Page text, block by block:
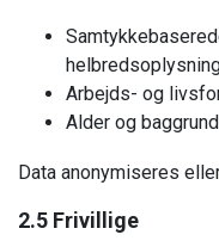
Arbejds- og
Alder og
Data anonymiseres
2.5 Frivillige